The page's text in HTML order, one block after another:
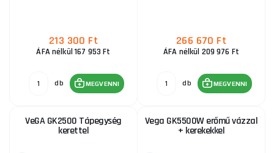
213 300 Ft
ÁFA nélkül 167 953 Ft
db MEGVENNI
266 670 Ft
ÁFA nélkül 209 976 Ft
db MEGVENNI
VeGA GK2500 Tápegység
kerettel
Vega GK5500W erőmű vázzal
+ kerekekkel